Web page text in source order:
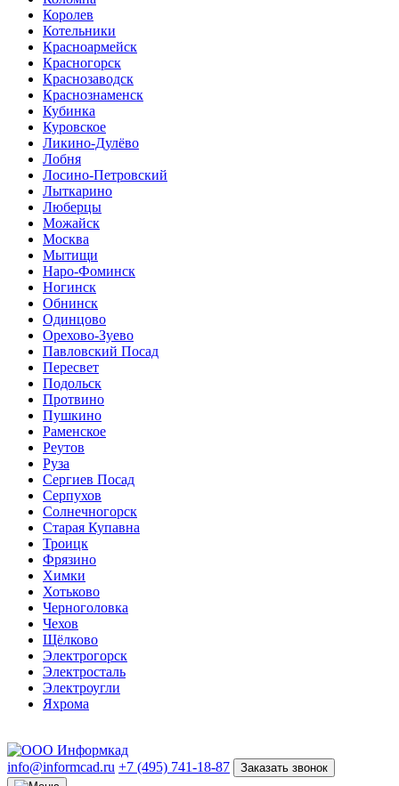
Королев
Котельники
Красноармейск
Красногорск
Краснозаводск
Краснознаменск
Кубинка
Куровское
Ликино-Дулёво
Лобня
Лосино-Петровский
Лыткарино
Люберцы
Можайск
Москва
Мытищи
Наро-Фоминск
Ногинск
Обнинск
Одинцово
Орехово-Зуево
Павловский Посад
Пересвет
Подольск
Протвино
Пушкино
Раменское
Реутов
Руза
Сергиев Посад
Серпухов
Солнечногорск
Старая Купавна
Троицк
Фрязино
Химки
Хотьково
Черноголовка
Чехов
Щёлково
Электрогорск
Электросталь
Электроугли
Яхрома
info@informcad.ru +7 (495) 741-18-87 Заказать звонок